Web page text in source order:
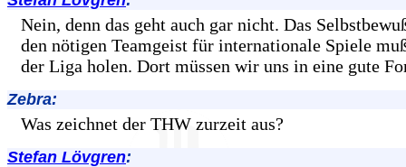
Nein, denn das geht auch gar nicht. Das
den nötigen Teamgeist für internationale Spiele
der Liga holen. Dort müssen wir uns in eine gute
Zebra:
Was zeichnet der THW zurzeit aus?
Stefan Lövgren: